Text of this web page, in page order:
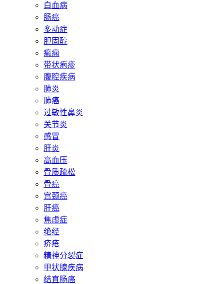
白血病
肠癌
多动症
胆固醇
癫痫
带状疱疹
腹腔疾病
肺炎
肺癌
过敏性鼻炎
关节炎
感冒
肝炎
高血压
骨质疏松
骨癌
宫颈癌
肝癌
焦虑症
绝经
疥疮
精神分裂症
甲状腺疾病
结直肠癌